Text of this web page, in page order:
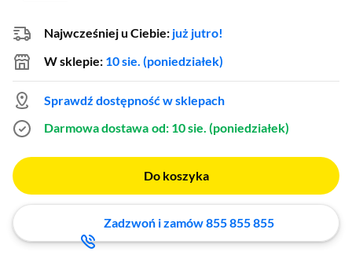
Najwcześniej u Ciebie: już jutro!
W sklepie: 10 sie. (poniedziałek)
Sprawdź dostępność w sklepach
Darmowa dostawa od: 10 sie. (poniedziałek)
Do koszyka
Zadzwoń i zamów 855 855 855